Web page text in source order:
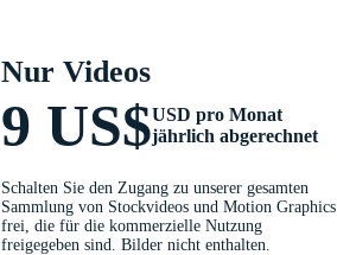
Nur Videos
9 US$USD pro Monat
jährlich abgerechnet
Schalten Sie den Zugang zu unserer gesamten
Sammlung von Stockvideos und Motion Graphics
frei, die für die kommerzielle Nutzung
freigegeben sind. Bilder nicht enthalten.